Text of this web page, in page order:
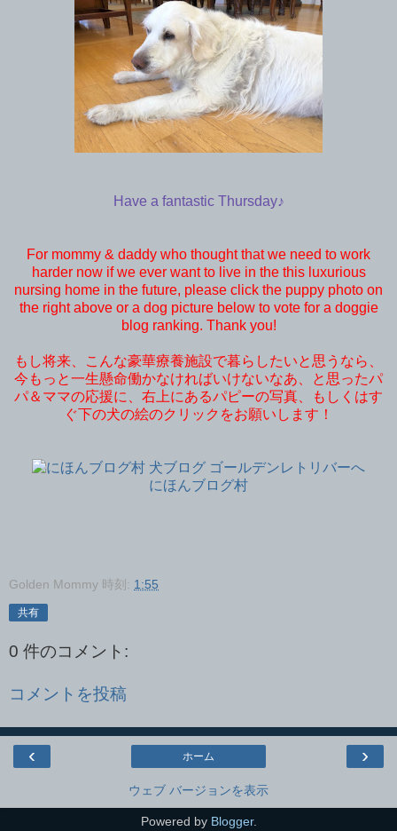
Have a fantastic Thursday♪
For mommy & daddy who thought that we need to work
harder now if we ever want to live in the this luxurious
nursing home in the future, please click the puppy photo on
the right above or a dog picture below to vote for a doggie
blog ranking. Thank you!
もし将来、こんな豪華療養施設で暮らしたいと思うなら、
今もっと一生懸命働かなければいけないなあ、と思ったパ
パ＆ママの応援に、右上にあるパピーの写真、もしくはす
ぐ下の犬の絵のクリックをお願いします！
にほんブログ村
Golden Mommy 時刻: 1:55
共有
0 件のコメント:
コメントを投稿
‹ ›
ホーム
ウェブ バージョンを表示
Powered by Blogger.